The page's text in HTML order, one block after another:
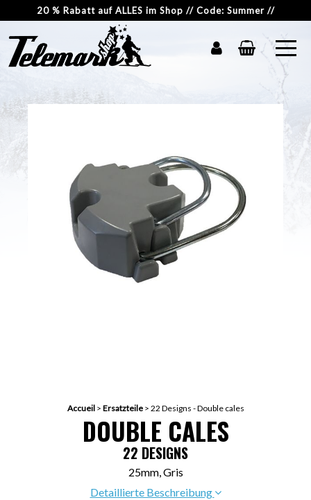
20 % Rabatt auf ALLES im Shop // Code: Summer //
Accueil> Ersatzteile> 22 Designs - Double cales
DOUBLE CALES
22 DESIGNS
25mm, Gris
Detaillierte Beschreibung